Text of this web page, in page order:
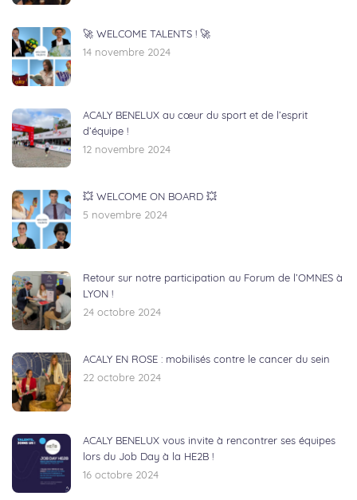
🚀 WELCOME TALENTS ! 🚀
14 novembre 2024
ACALY BENELUX au cœur du sport et de l’esprit
d’équipe !
12 novembre 2024
💥 WELCOME ON BOARD 💥
5 novembre 2024
Retour sur notre participation au Forum de l’OMNES à
LYON !
24 octobre 2024
ACALY EN ROSE : mobilisés contre le cancer du sein
22 octobre 2024
ACALY BENELUX vous invite à rencontrer ses équipes
lors du Job Day à la HE2B !
16 octobre 2024